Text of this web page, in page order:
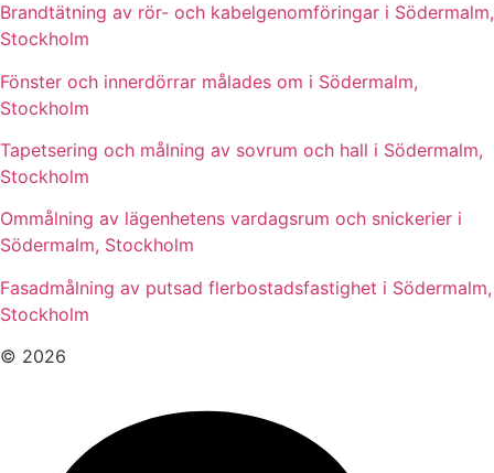
Brandtätning av rör- och kabelgenomföringar i Södermalm,
Stockholm
Fönster och innerdörrar målades om i Södermalm,
Stockholm
Tapetsering och målning av sovrum och hall i Södermalm,
Stockholm
Ommålning av lägenhetens vardagsrum och snickerier i
Södermalm, Stockholm
Fasadmålning av putsad flerbostadsfastighet i Södermalm,
Stockholm
© 2026